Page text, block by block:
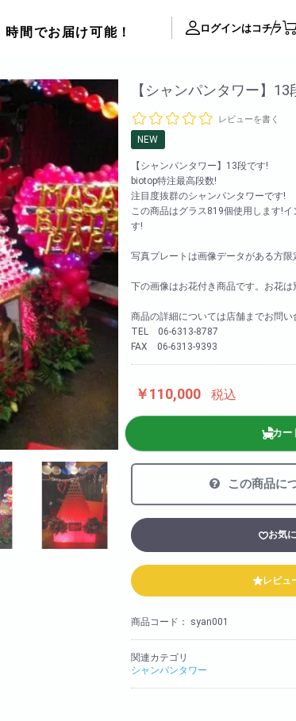
時間でお届け可能！ ログインはコチラ
サプライズ装飾ギャラリー
推し活用推し花・フラスタ
口コミ・評判
FAX注文用紙
後払い決済申請用紙
カタログ請求
配達可能エリア
スタッフブログ
biotopの沿革
法人様向け
胡蝶蘭の値段や相場
【シャンパンタワー】
レビューを書く
NEW
【シャンパンタワー】13段です!
biotop特注最高段数!
注目度抜群のシャンパンタワーです!
この商品はグラス819個使用します!
す!
写真プレートは画像データがある方
下の画像はお花付き商品です。お花
商品の詳細については店舗までお問い
TEL 06-6313-8787
FAX 06-6313-9393
￥110,000 税込
カー
この商品に
お気
レビュ
商品コード： syan001
関連カテゴリ
シャンパンタワー